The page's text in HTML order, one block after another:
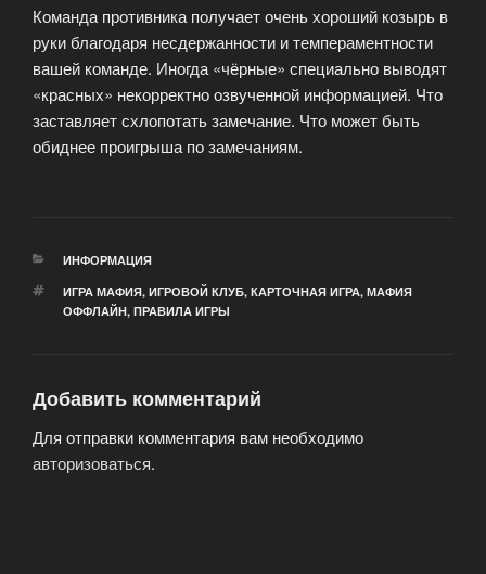
Команда противника получает очень хороший козырь в
руки благодаря несдержанности и темпераментности
вашей команде. Иногда «чёрные» специально выводят
«красных» некорректно озвученной информацией. Что
заставляет схлопотать замечание. Что может быть
обиднее проигрыша по замечаниям.
РУБРИКИ
ИНФОРМАЦИЯ
МЕТКИ
ИГРА МАФИЯ, ИГРОВОЙ КЛУБ, КАРТОЧНАЯ ИГРА, МАФИЯ
ОФФЛАЙН, ПРАВИЛА ИГРЫ
Добавить комментарий
Для отправки комментария вам необходимо
авторизоваться.